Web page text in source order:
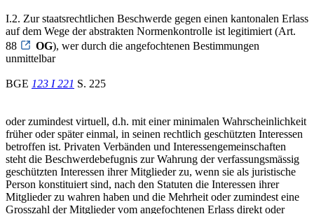
I.2. Zur staatsrechtlichen Beschwerde gegen einen kantonalen Erlass
auf dem Wege der abstrakten Normenkontrolle ist legitimiert (Art.
88
OG), wer durch die angefochtenen Bestimmungen
unmittelbar
BGE 123 I 221 S. 225
oder zumindest virtuell, d.h. mit einer minimalen Wahrscheinlichkeit
früher oder später einmal, in seinen rechtlich geschützten Interessen
betroffen ist. Privaten Verbänden und Interessengemeinschaften
steht die Beschwerdebefugnis zur Wahrung der verfassungsmässig
geschützten Interessen ihrer Mitglieder zu, wenn sie als juristische
Person konstituiert sind, nach den Statuten die Interessen ihrer
Mitglieder zu wahren haben und die Mehrheit oder zumindest eine
Grosszahl der Mitglieder vom angefochtenen Erlass direkt oder